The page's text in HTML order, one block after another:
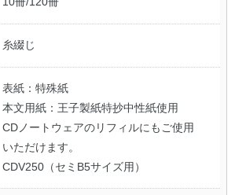
糸綴じ
表紙：特殊紙
本文用紙：王子製紙特抄中性紙使用
CDノートウェアのリフィルにもご使用
いただけます。
CDV250（セミB5サイズ用）